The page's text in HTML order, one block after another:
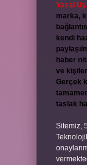
Yasal
marka,
kendi
haber
ve kişiler
Gerçek
taslak
Sitemiz,